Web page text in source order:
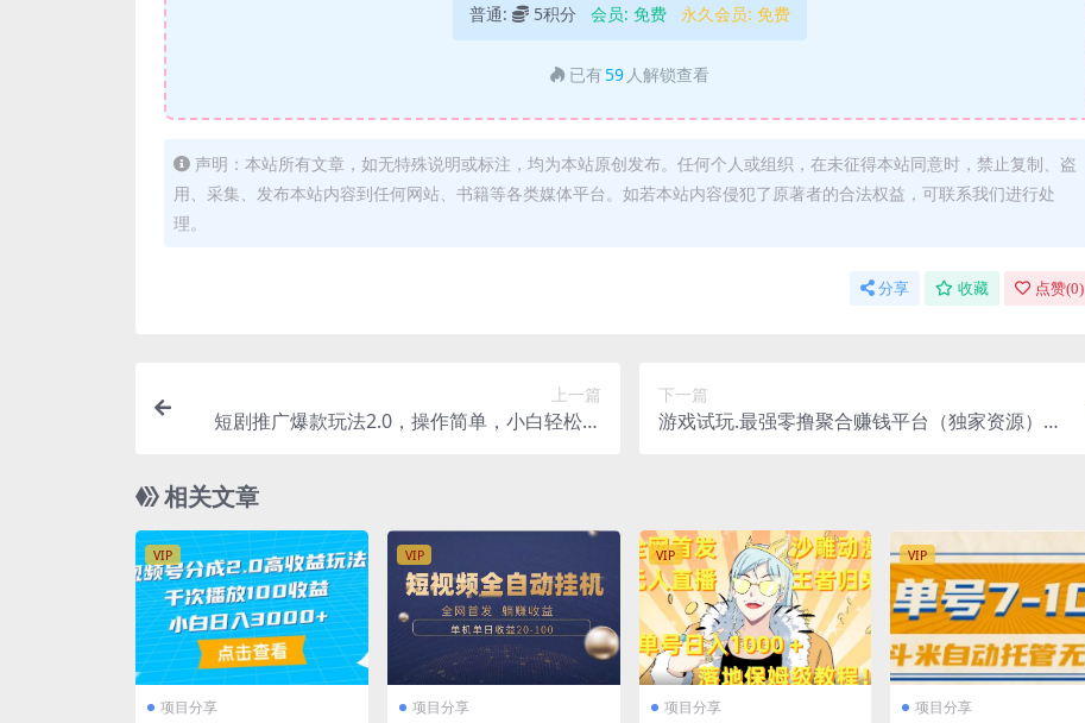
普通: 5积分 会员: 免费 永久会员: 免费
已有 59 人解锁查看
声明：本站所有文章，如无特殊说明或标注，均为本站原创发布。任何个人或组织，在未征得本站同意时，禁止复制、盗
用、采集、发布本站内容到任何网站、书籍等各类媒体平台。如若本站内容侵犯了原著者的合法权益，可联系我们进行处
理。
分享 收藏 点赞(0)
上一篇
短剧推广爆款玩法2.0，操作简单，小白轻松上
下一篇
游戏试玩.最强零撸聚合赚钱平台（独家资源），
相关文章
VIP
项目分享
VIP
项目分享
VIP
项目分享
VIP
项目分享